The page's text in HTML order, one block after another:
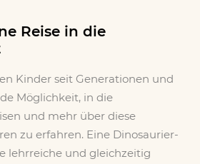
Reise in die
Kinder seit Generationen und
Möglichkeit, in die
und mehr über diese
zu erfahren. Eine Dinosaurier-
lehrreiche und gleichzeitig